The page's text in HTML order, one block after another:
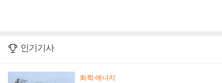
인기기사
화학·에너지